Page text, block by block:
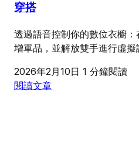
穿搭
透過語音控制你的數位衣櫥
增單品，並解放雙手進行虛擬
2026年2月10日 1 分鐘閱讀
閱讀文章